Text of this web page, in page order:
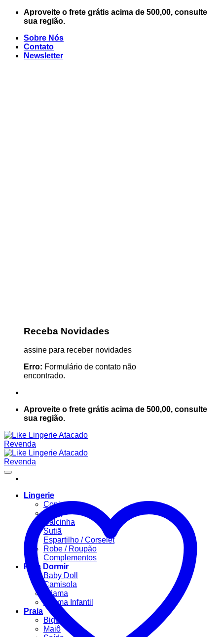
Skip
Aproveite o frete grátis acima de 500,00, consulte
sua região.
Sobre Nós
Contato
Newsletter
Receba Novidades
assine para receber novidades
Erro: Formulário de contato não
encontrado.
Aproveite o frete grátis acima de 500,00, consulte
sua região.
Lingerie
Conjuntos
Body
Calcinha
Sutiã
Espartilho / Corselet
Robe / Roupão
Complementos
Para Dormir
Baby Doll
Camisola
Pijama
Pijama Infantil
Praia
Biquíni
Maiô